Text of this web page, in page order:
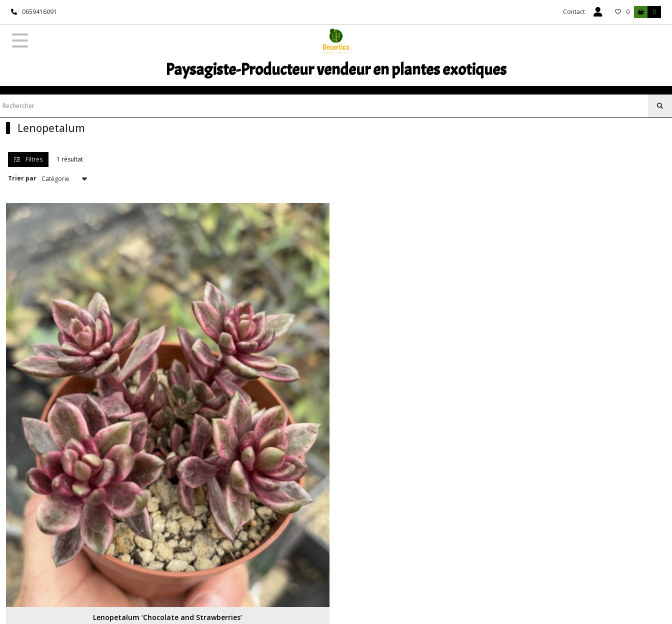
0659416091 Contact 0 0
Paysagiste-Producteur vendeur en plantes exotiques
Lenopetalum
Filtres 1 résultat
Trier par
Lenopetalum ‘Chocolate and Strawberries’
Fermer
FILTRES
Pépinière
Succulentes
Adromischus
Aeonium
Aloe
(120)
Aloe
hybride
(10)
Anacampseros
(2)
Asclepiadaceae
(7)
Bulbe
(3)
Broméliacées
(5)
Bulbine
(3)
Caudex